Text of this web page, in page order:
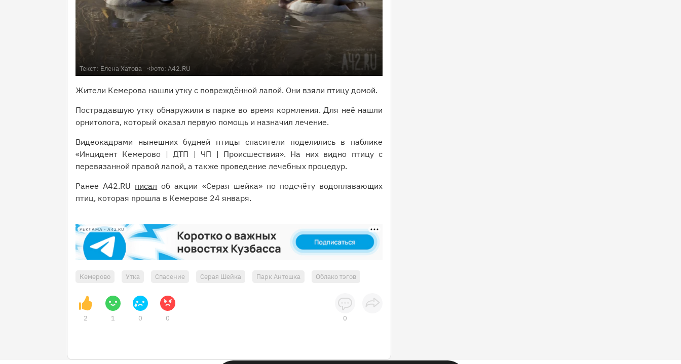
Текст: Елена Хатова Фото: А42.RU
Жители Кемерова нашли утку с повреждённой лапой. Они взяли птицу домой.
Пострадавшую утку обнаружили в парке во время кормления. Для неё нашли
орнитолога, который оказал первую помощь и назначил лечение.
Видеокадрами нынешних будней птицы спасители поделились в паблике
«Инцидент Кемерово | ДТП | ЧП | Происшествия». На них видно птицу с
перевязанной правой лапой, а также проведение лечебных процедур.
Ранее А42.RU писал об акции «Серая шейка» по подсчёту водоплавающих
птиц, которая прошла в Кемерове 24 января.
РЕКЛАМА • A42.RU
Кемерово Утка Спасение Серая Шейка Парк Антошка Облако тэгов
2 1 0 0 0